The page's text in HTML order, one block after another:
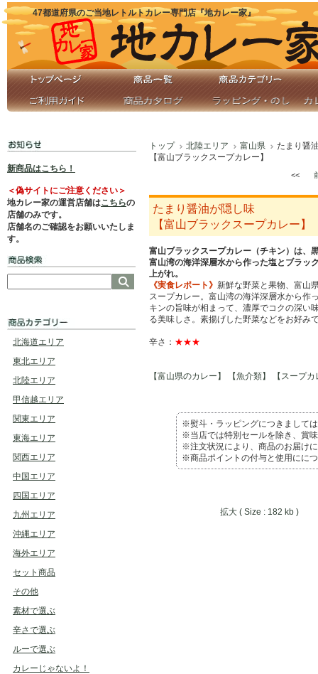
47都道府県のご当地レトルトカレー専門店『地カレー家』
新商品はこちら！
＜偽サイトにご注意ください＞
地カレー家の運営店舗はこちらの
店舗のみです。
店舗名のご確認をお願いいたしま
す。
北海道エリア
東北エリア
北陸エリア
甲信越エリア
関東エリア
東海エリア
関西エリア
中国エリア
四国エリア
九州エリア
沖縄エリア
海外エリア
セット商品
その他
素材で選ぶ
辛さで選ぶ
ルーで選ぶ
カレーじゃないよ！
トップ 北陸エリア 富山県
たまり醤
【富山ブラックスープカレー】
<<
たまり醤油が隠し味
【富山ブラックスープカレー】
富山ブラックスープカレー（チキン）は、
富山湾の海洋深層水から作った塩とブラッ
上がれ。
《実食レポート》 新鮮な野菜と果物、富山
スープカレー。富山湾の海洋深層水から作
キンの旨味が相まって、濃厚でコクの深い
る美味しさ。素揚げした野菜などをお好み
辛さ： ★★★
【富山県のカレー】 【魚介類】 【スープ
※熨斗・ラッピングにつきましては
※当店では特別セールを除き、賞
※注文状況により、商品のお届け
※商品ポイントの付与と使用にに
拡大 ( Size : 182 kb )